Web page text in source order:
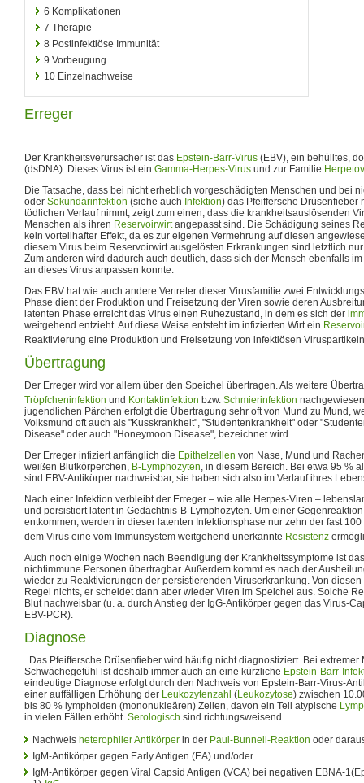
6 Komplikationen
7 Therapie
8 Postinfektiöse Immunität
9 Vorbeugung
10 Einzelnachweise
Erreger
Der Krankheitsverursacher ist das Epstein-Barr-Virus (EBV), ein behülltes,
(dsDNA). Dieses Virus ist ein Gamma-Herpes-Virus und zur Familie
Die Tatsache, dass bei nicht erheblich vorgeschädigten Menschen und bei
oder Sekundärinfektion (siehe auch Infektion) das Pfeiffersche Drüsenfieber
tödlichen Verlauf nimmt, zeigt zum einen, dass die krankheitsauslösenden
Menschen als ihren Reservoirwirtangepasst sind. Die Schädigung seines
kein vorteilhafter Effekt, da es zur eigenen Vermehrung auf diesen
diesem Virus beim Reservoirwirt ausgelösten Erkrankungen sind letztlich
Zum anderen wird dadurch auch deutlich, dass sich der Mensch ebenfalls
an dieses Virus anpassen konnte.
Das EBV hat wie auch andere Vertreter dieser Virusfamilie zwei
Phase dient der Produktion und Freisetzung der Viren sowie deren
latenten Phase erreicht das Virus einen Ruhezustand, in dem es sich der
weitgehend entzieht. Auf diese Weise entsteht im infizierten Wirt ein
Reaktivierung eine Produktion und Freisetzung von infektiösen
Übertragung
Der Erreger wird vor allem über den Speichel übertragen. Als weitere
Tröpfcheninfektion und Kontaktinfektion bzw. Schmierinfektion
jugendlichen Pärchen erfolgt die Übertragung sehr oft von Mund zu Mund,
Volksmund oft auch als "Kusskrankheit", "Studentenkrankheit" oder
Disease" oder auch "Honeymoon Disease", bezeichnet wird.
Der Erreger infiziert anfänglich die Epithelzellen von Nase, Mund und
weißen Blutkörperchen, B-Lymphozyten, in diesem Bereich. Bei etwa 95 %
sind EBV-Antikörper nachweisbar, sie haben sich also im Verlauf ihres
Nach einer Infektion verbleibt der Erreger – wie alle Herpes-Viren –
und persistiert latent in Gedächtnis-B-Lymphozyten. Um einer
entkommen, werden in dieser latenten Infektionsphase nur zehn der fast
dem Virus eine vom Immunsystem weitgehend unerkannte Resistenz
Auch noch einige Wochen nach Beendigung der Krankheitssymptome ist
nichtimmune Personen übertragbar. Außerdem kommt es nach der
wieder zu Reaktivierungen der persistierenden Viruserkrankung. Von
Regel nichts, er scheidet dann aber wieder Viren im Speichel aus. Solche
Blut nachweisbar (u. a. durch Anstieg der IgG-Antikörper gegen das Virus-
EBV-PCR).
Diagnose
Das Pfeiffersche Drüsenfieber wird häufig nicht diagnostiziert. Bei extremer
Schwächegefühl ist deshalb immer auch an eine kürzliche Epstein-Barr-
eindeutige Diagnose erfolgt durch den Nachweis von Epstein-Barr-Virus-
einer auffälligen Erhöhung der Leukozytenzahl (Leukozytose) zwischen
bis 80 % lymphoiden (mononukleären) Zellen, davon ein Teil atypische
in vielen Fällen erhöht. Serologisch sind richtungsweisend
Nachweis heterophiler Antikörper in der Paul-Bunnell-Reaktion oder
IgM-Antikörper gegen Early Antigen (EA) und/oder
IgM-Antikörper gegen Viral Capsid Antigen (VCA) bei negativen EBNA-